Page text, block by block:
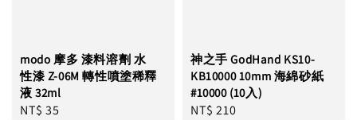
modo 摩多 漆料溶劑 水
性漆 Z-06M 轉性噴塗稀釋
液 32ml
Regular
NT$ 35
神之手 GodHand KS10-
KB10000 10mm 海綿砂紙
#10000 (10入)
Regular
NT$ 210